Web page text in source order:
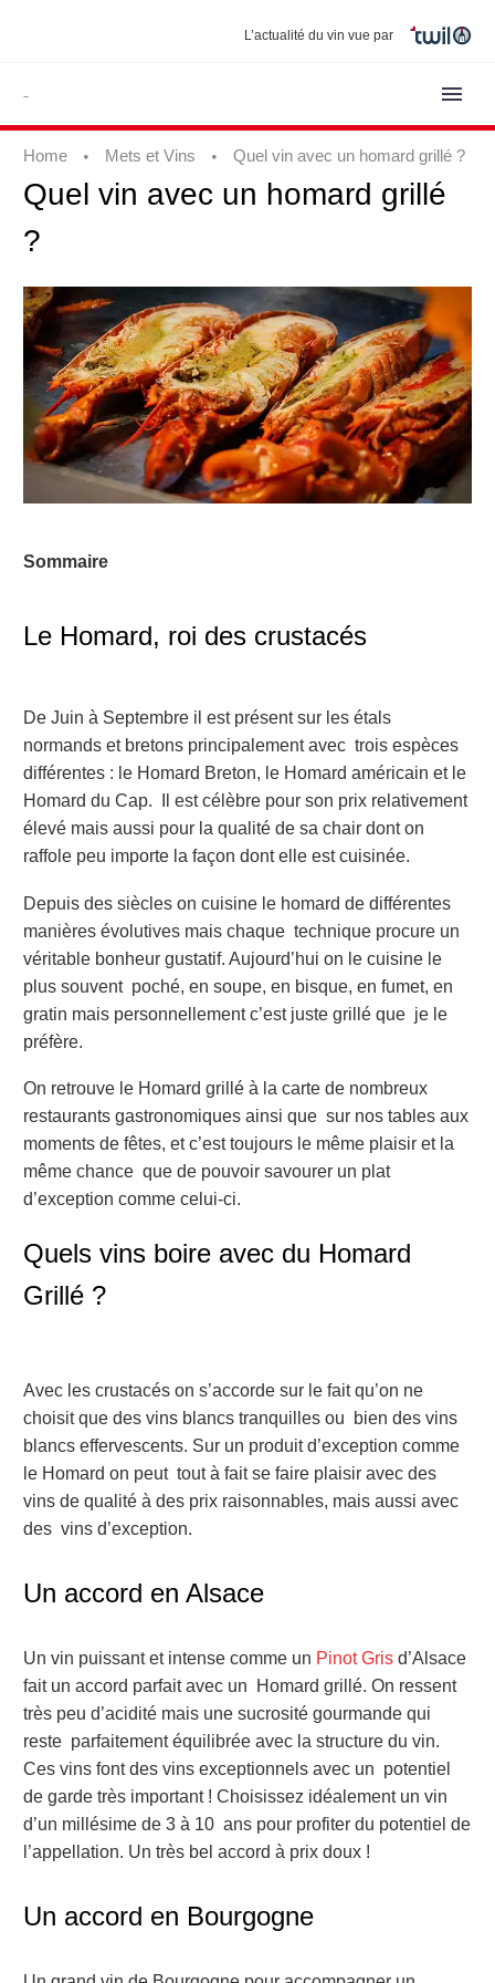
L’actualité du vin vue par
Home Mets et Vins Quel vin avec un homard grillé ?
Quel vin avec un homard grillé
?
Sommaire
Le Homard, roi des crustacés
De Juin à Septembre il est présent sur les étals
normands et bretons principalement avec trois espèces
différentes : le Homard Breton, le Homard américain et le
Homard du Cap. Il est célèbre pour son prix relativement
élevé mais aussi pour la qualité de sa chair dont on
raffole peu importe la façon dont elle est cuisinée.
Depuis des siècles on cuisine le homard de différentes
manières évolutives mais chaque technique procure un
véritable bonheur gustatif. Aujourd’hui on le cuisine le
plus souvent poché, en soupe, en bisque, en fumet, en
gratin mais personnellement c’est juste grillé que je le
préfère.
On retrouve le Homard grillé à la carte de nombreux
restaurants gastronomiques ainsi que sur nos tables aux
moments de fêtes, et c’est toujours le même plaisir et la
même chance que de pouvoir savourer un plat
d’exception comme celui-ci.
Quels vins boire avec du Homard
Grillé ?
Avec les crustacés on s’accorde sur le fait qu’on ne
choisit que des vins blancs tranquilles ou bien des vins
blancs effervescents. Sur un produit d’exception comme
le Homard on peut tout à fait se faire plaisir avec des
vins de qualité à des prix raisonnables, mais aussi avec
des vins d’exception.
Un accord en Alsace
Un vin puissant et intense comme un Pinot Gris d’Alsace
fait un accord parfait avec un Homard grillé. On ressent
très peu d’acidité mais une sucrosité gourmande qui
reste parfaitement équilibrée avec la structure du vin.
Ces vins font des vins exceptionnels avec un potentiel
de garde très important ! Choisissez idéalement un vin
d’un millésime de 3 à 10 ans pour profiter du potentiel de
l’appellation. Un très bel accord à prix doux !
Un accord en Bourgogne